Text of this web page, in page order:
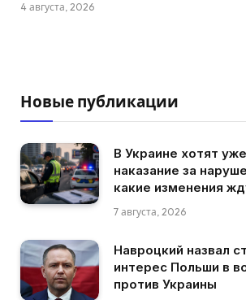
4 августа, 2026
Новые публикации
В Украине хотят
наказание за
какие изменения
7 августа, 2026
Навроцкий назвал
интерес Польши в
против Украины